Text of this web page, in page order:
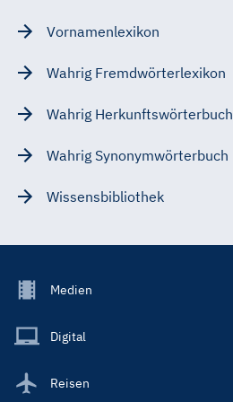
Vornamenlexikon
Wahrig Fremdwörterlexikon
Wahrig Herkunftswörterbuch
Wahrig Synonymwörterbuch
Wissensbibliothek
Footer
Main
Medien
Digital
Reisen